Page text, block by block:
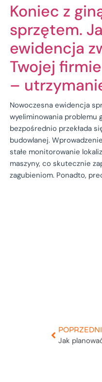
Koniec z
sprzętem.
ewidencja
Twojej
–
Nowoczesna ewidencja
wyeliminowania problemu
bezpośrednio przekłada
budowlanej.
stałe monitorowanie
maszyny, co skutecznie
zagubieniom. Ponadto,
POPRZEDNI